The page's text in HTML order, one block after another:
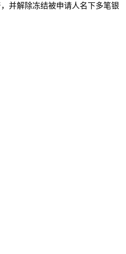
并解除冻结被申请人名下多笔银